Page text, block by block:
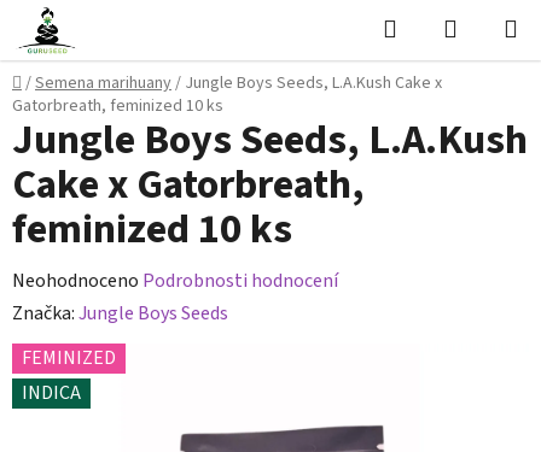
Přejít
obsah
Hledat
KOŠÍK
Domů
/Semena marihuany/ Jungle Boys Seeds, L.A.Kush Cake x
Gatorbreath, feminized 10 ks
Jungle Boys Seeds, L.A.Kush
Cake x Gatorbreath,
feminized 10 ks
Průměrné
hodnocení
produktu
je
0,0
Neohodnoceno Podrobnosti hodnocení
Značka:Jungle Boys Seeds
FEMINIZED
INDICA